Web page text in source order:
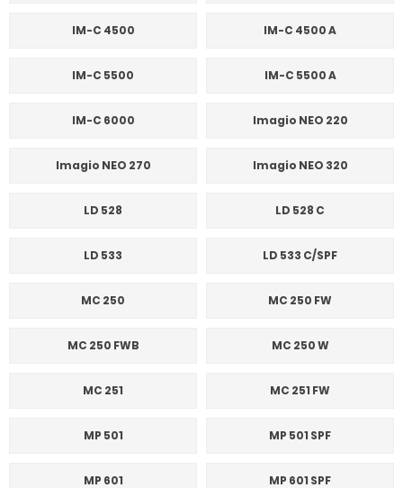
IM-C 4500 IM-C 4500 A
IM-C 5500 IM-C 5500 A
IM-C 6000 Imagio NEO 220
Imagio NEO 270 Imagio NEO 320
LD 528 LD 528 C
LD 533 LD 533 C/SPF
MC 250 MC 250 FW
MC 250 FWB MC 250 W
MC 251 MC 251 FW
MP 501 MP 501 SPF
MP 601 MP 601 SPF